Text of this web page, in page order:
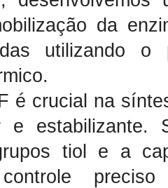
da
utilizando o
é crucial na
e estabilizante.
tiol e a